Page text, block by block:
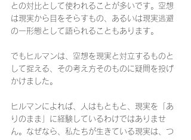
との対比として使われることが多いです。空想
は現実から目をそらすもの、あるいは現実逃避
の一形態として語られることもあります。
でもヒルマンは、空想を現実と対立するものと
して捉える、その考え方そのものに疑問を投げ
かけました。
ヒルマンによれば、人はもともと、現実を「あ
りのまま」に経験しているわけではありませ
ん。なぜなら、私たちが生きている現実は、つ